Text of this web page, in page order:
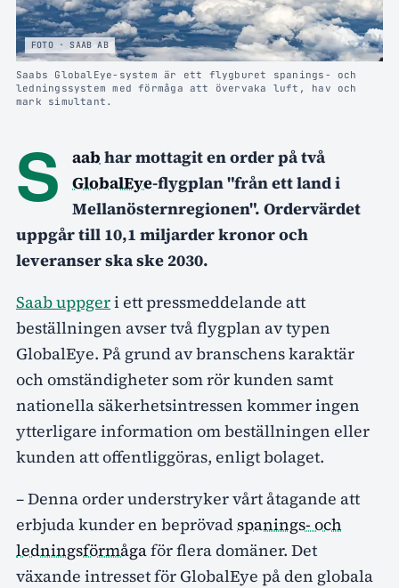
FOTO · SAAB AB
Saabs GlobalEye-system är ett flygburet spanings- och
ledningssystem med förmåga att övervaka luft, hav och
mark simultant.
S aab har mottagit en order på två
GlobalEye-flygplan "från ett land i
Mellanösternregionen". Ordervärdet
uppgår till 10,1 miljarder kronor och
leveranser ska ske 2030.
Saab uppgeri ett pressmeddelande att
beställningen avser två flygplan av typen
GlobalEye. På grund av branschens karaktär
och omständigheter som rör kunden samt
nationella säkerhetsintressen kommer ingen
ytterligare information om beställningen eller
kunden att offentliggöras, enligt bolaget.
– Denna order understryker vårt åtagande att
erbjuda kunder en beprövadspanings- och
ledningsförmågaför flera domäner. Det
växande intresset för GlobalEye på den globala